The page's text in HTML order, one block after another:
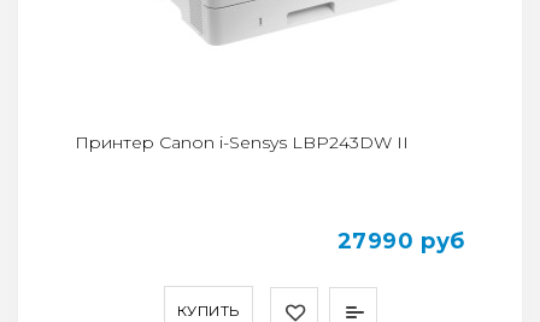
КУПИТЬ
Принтер Canon i-Sensys LBP243DW II
27990 руб